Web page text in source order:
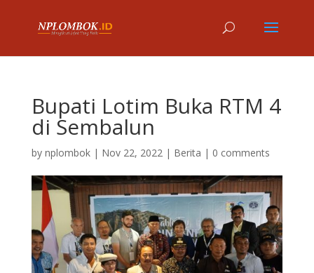
Bupati Lotim Buka RTM 4
di Sembalun
by nplombok| Nov 22, 2022| Berita | 0 comments